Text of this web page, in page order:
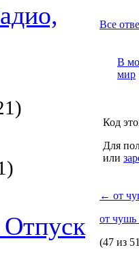
Все
В
мир
Код
Для
или
← от
от чушь
(47 из